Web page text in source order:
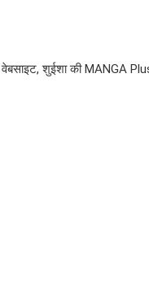
वेबसाइट, शुईशा की MANGA